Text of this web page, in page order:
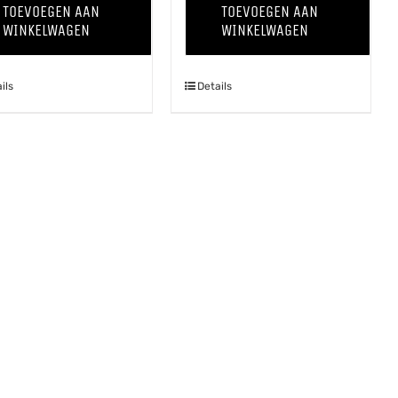
aantal
TOEVOEGEN AAN
WINKELWAGEN
'24
TOEVOEGEN AAN
WINKELWAGEN
Details